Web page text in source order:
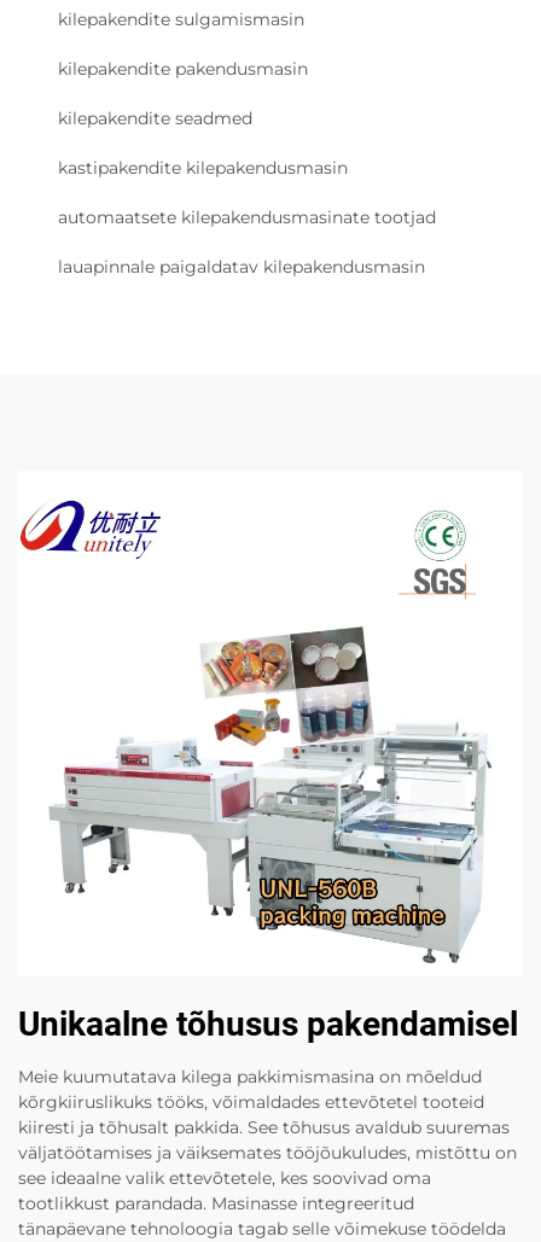
kilepakendite sulgamismasin
kilepakendite pakendusmasin
kilepakendite seadmed
kastipakendite kilepakendusmasin
automaatsete kilepakendusmasinate tootjad
lauapinnale paigaldatav kilepakendusmasin
Unikaalne tõhusus pakendamisel
Meie kuumutatava kilega pakkimismasina on mõeldud
kõrgkiiruslikuks tööks, võimaldades ettevõtetel tooteid
kiiresti ja tõhusalt pakkida. See tõhusus avaldub suuremas
väljatöötamises ja väiksemates tööjõukuludes, mistõttu on
see ideaalne valik ettevõtetele, kes soovivad oma
tootlikkust parandada. Masinasse integreeritud
tänapäevane tehnoloogia tagab selle võimekuse töödelda